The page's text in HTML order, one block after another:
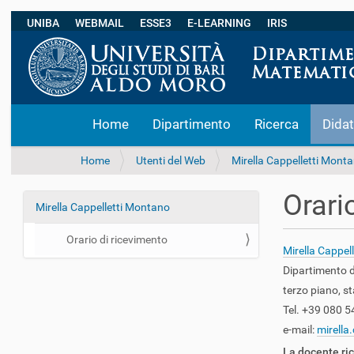
UNIBA WEBMAIL ESSE3 E-LEARNING IRIS
Home Dipartimento Ricerca
T
e
i
q
Home Utenti del Web Mirella Cappelletti
N
Mirella Cappelletti Montano
Orario di ricevimento
Mirella
Dipartimento
terzo piano,
Tel. +39 080
e-mail: